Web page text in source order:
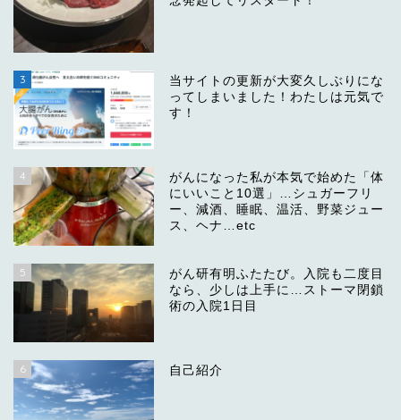
3
当サイトの更新が大変久しぶりにな
ってしまいました！わたしは元気で
す！
4
がんになった私が本気で始めた「体
にいいこと10選」…シュガーフリ
ー、減酒、睡眠、温活、野菜ジュー
ス、ヘナ…etc
5
がん研有明ふたたび。入院も二度目
なら、少しは上手に…ストーマ閉鎖
術の入院1日目
6 自己紹介